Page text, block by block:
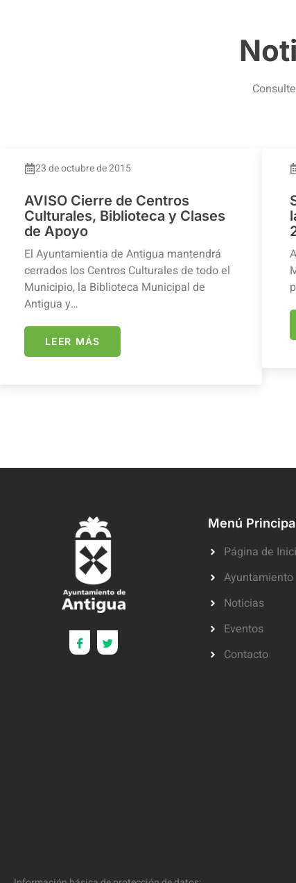
23 de octubre de 2015
AVISO Cierre de Centros
Culturales, Biblioteca y Clases
de Apoyo
El Ayuntamientia de Antigua mantendrá
cerrados los Centros Culturales de todo el
Municipio, la Biblioteca Municipal de
Antigua y…
LEER MÁS
Menú
Página de
Ayuntamiento
Noticias
Eventos
Contacto